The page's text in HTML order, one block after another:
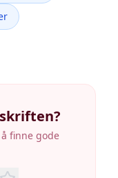
finne gode